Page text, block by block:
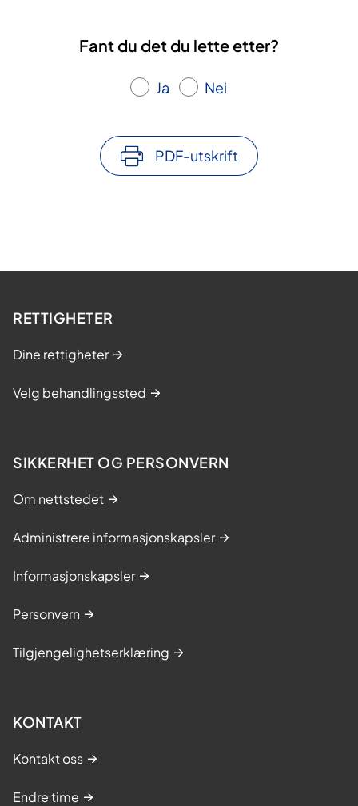
Fant du det du lette etter?
Ja Nei
PDF-utskrift
RETTIGHETER
Dine rettigheter
Velg behandlingssted
SIKKERHET OG PERSONVERN
Om nettstedet
Administrere informasjonskapsler
Informasjonskapsler
Personvern
Tilgjengelighetserklæring
KONTAKT
Kontakt oss
Endre time